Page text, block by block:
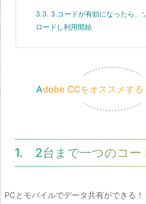
3.3. 3.コードが有効になったら、
ロードし利用開始
Adobe CCをオススメす
1. 2台まで一つのコー
PCとモバイルでデータ共有ができる！